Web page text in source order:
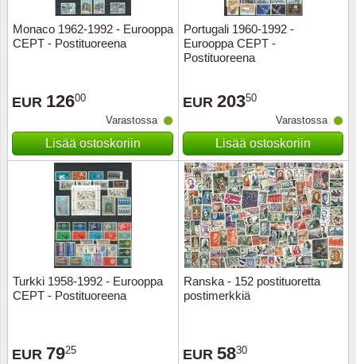
Monaco 1962-1992 - Eurooppa
CEPT - Postituoreena
EUR 12600
Varastossa
Lisää ostoskoriin
Portugali 1960-1992 -
Eurooppa CEPT -
Postituoreena
EUR 20350
Varastossa
Lisää ostoskoriin
Turkki 1958-1992 - Eurooppa
CEPT - Postituoreena
EUR 7925
Ranska - 152 postituoretta
postimerkkiä
EUR 5830
Partio
Etelä-
Hollanti